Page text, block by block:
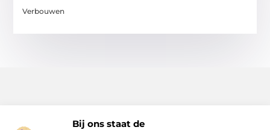
Bij ons staat de
Verbouwen